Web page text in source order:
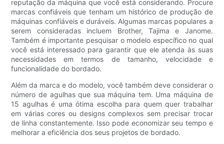
reputação da máquina que você está considerando. Procure
marcas confiáveis que tenham um histórico de produção de
máquinas confiáveis e duráveis. Algumas marcas populares a
serem consideradas incluem Brother, Tajima e Janome.
Também é importante pesquisar o modelo específico no qual
você está interessado para garantir que ele atenda às suas
necessidades em termos de tamanho, velocidade e
funcionalidade do bordado.
Além da marca e do modelo, você também deve considerar o
número de agulhas que sua máquina tem. Uma máquina de
15 agulhas é uma ótima escolha para quem quer trabalhar
em várias cores ou designs complexos sem precisar trocar
de linha constantemente. Isso pode economizar seu tempo e
melhorar a eficiência dos seus projetos de bordado.